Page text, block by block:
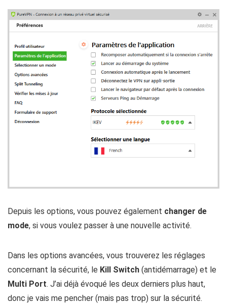
Depuis les options, vous pouvez également changer de
mode, si vous voulez passer à une nouvelle activité.
Dans les options avancées, vous trouverez les réglages
concernant la sécurité, le Kill Switch (antidémarrage) et le
Multi Port. J’ai déjà évoqué les deux derniers plus haut,
donc je vais me pencher (mais pas trop) sur la sécurité.